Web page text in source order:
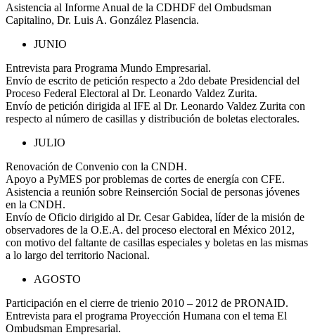
Asistencia al Informe Anual de la CDHDF del Ombudsman
Capitalino, Dr. Luis A. González Plasencia.
JUNIO
Entrevista para Programa Mundo Empresarial.
Envío de escrito de petición respecto a 2do debate Presidencial del
Proceso Federal Electoral al Dr. Leonardo Valdez Zurita.
Enví­o de petición dirigida al IFE al Dr. Leonardo Valdez Zurita con
respecto al número de casillas y distribución de boletas electorales.
JULIO
Renovación de Convenio con la CNDH.
Apoyo a PyMES por problemas de cortes de energí­a con CFE.
Asistencia a reunión sobre Reinserción Social de personas jóvenes
en la CNDH.
Envío de Oficio dirigido al Dr. Cesar Gabidea, líder de la misión de
observadores de la O.E.A. del proceso electoral en México 2012,
con motivo del faltante de casillas especiales y boletas en las mismas
a lo largo del territorio Nacional.
AGOSTO
Participación en el cierre de trienio 2010 – 2012 de PRONAID.
Entrevista para el programa Proyección Humana con el tema El
Ombudsman Empresarial.